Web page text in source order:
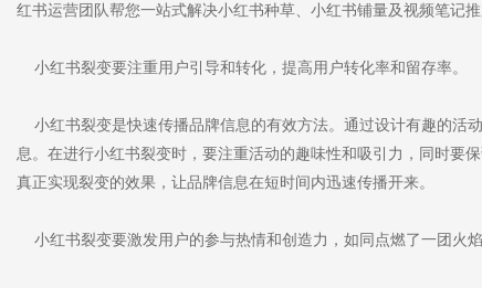
红书运营团队帮您一站式解决小红书种草、小红书铺量及视频笔记推
小红书裂变要注重用户引导和转化，提高用户转化率和留存率。
小红书裂变是快速传播品牌信息的有效方法。通过设计有趣的活
息。在进行小红书裂变时，要注重活动的趣味性和吸引力，同时要
真正实现裂变的效果，让品牌信息在短时间内迅速传播开来。
小红书裂变要激发用户的参与热情和创造力，如同点燃了一团火焰